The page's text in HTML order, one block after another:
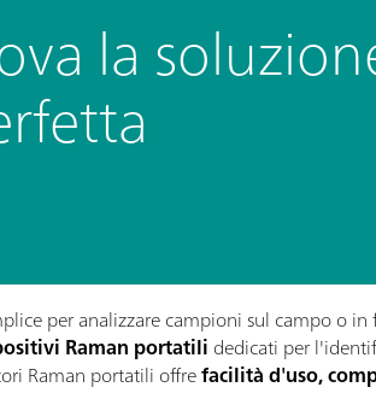
la
per analizzare campioni sul campo o
Raman portatili dedicati per
Raman portatili offrefacilità d'uso,